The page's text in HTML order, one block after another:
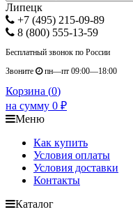
Липецк
+7 (495) 215-09-89
8 (800) 555-13-59
Бесплатный звонок по России
Звоните
пн—пт 09:00—18:00
Корзина (0)
на сумму 0 ₽
Меню
Как купить
Условия оплаты
Условия доставки
Контакты
Каталог